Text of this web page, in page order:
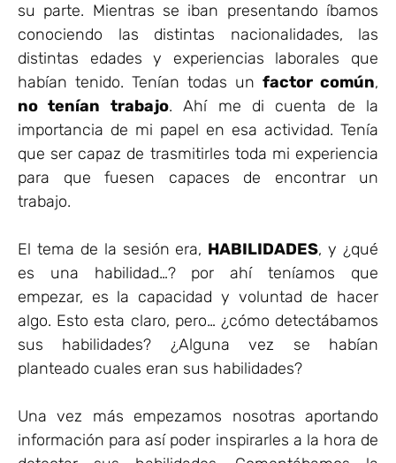
su parte. Mientras se iban presentando íbamos
conociendo las distintas nacionalidades, las
distintas edades y experiencias laborales que
habían tenido. Tenían todas un factor común,
no tenían trabajo. Ahí me di cuenta de la
importancia de mi papel en esa actividad. Tenía
que ser capaz de trasmitirles toda mi experiencia
para que fuesen capaces de encontrar un
trabajo.
El tema de la sesión era, HABILIDADES, y ¿qué
es una habilidad…? por ahí teníamos que
empezar, es la capacidad y voluntad de hacer
algo. Esto esta claro, pero… ¿cómo detectábamos
sus habilidades? ¿Alguna vez se habían
planteado cuales eran sus habilidades?
Una vez más empezamos nosotras aportando
información para así poder inspirarles a la hora de